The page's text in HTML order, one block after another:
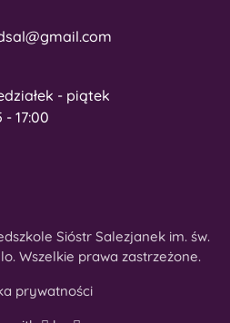
- piątek
- 17:00
Sióstr Salezjanek im. św.
Wszelkie prawa zastrzeżone.
prywatności